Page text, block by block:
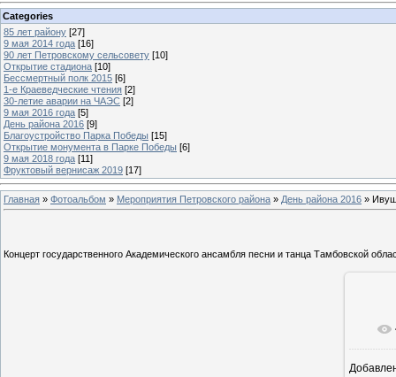
Categories
85 лет району [27]
9 мая 2014 года [16]
90 лет Петровскому сельсовету [10]
Открытие стадиона [10]
Бессмертный полк 2015 [6]
1-е Краеведческие чтения [2]
30-летие аварии на ЧАЭС [2]
9 мая 2016 года [5]
День района 2016 [9]
Благоустройство Парка Победы [15]
Открытие монумента в Парке Победы [6]
9 мая 2018 года [11]
Фруктовый вернисаж 2019 [17]
Главная » Фотоальбом » Мероприятия Петровского района » День района 2016 »
Концерт государственного Академического ансамбля песни и танца Тамбовской